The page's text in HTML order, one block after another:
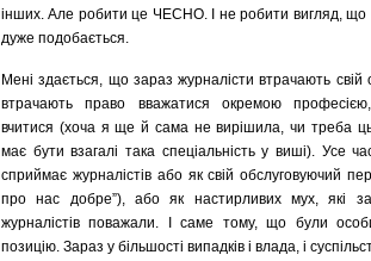
інших. Але робити це ЧЕСНО. І не робити вигляд, що
дуже подобається.
Мені здається, що зараз журналісти втрачають свій
втрачають право вважатися окремою
вчитися (хоча я ще й сама не вирішила, чи треба
має бути взагалі така спеціальність у виші). Усе
сприймає журналістів або як свій обслуговуючий
про нас добре”), або як настирливих мух, які
журналістів поважали. І саме тому, що були
позицію. Зараз у більшості випадків і влада, і